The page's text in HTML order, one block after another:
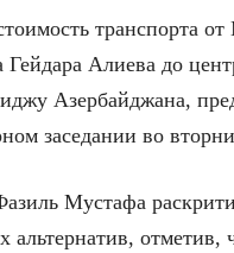
транспорта
Гейдара Алиева до
Азербайджана,
заседании во
Мустафа
альтернатив, отметив,